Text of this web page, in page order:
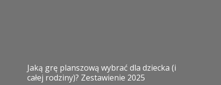
Jaką grę planszową wybrać dla dziecka (i
całej rodziny)? Zestawienie 2025